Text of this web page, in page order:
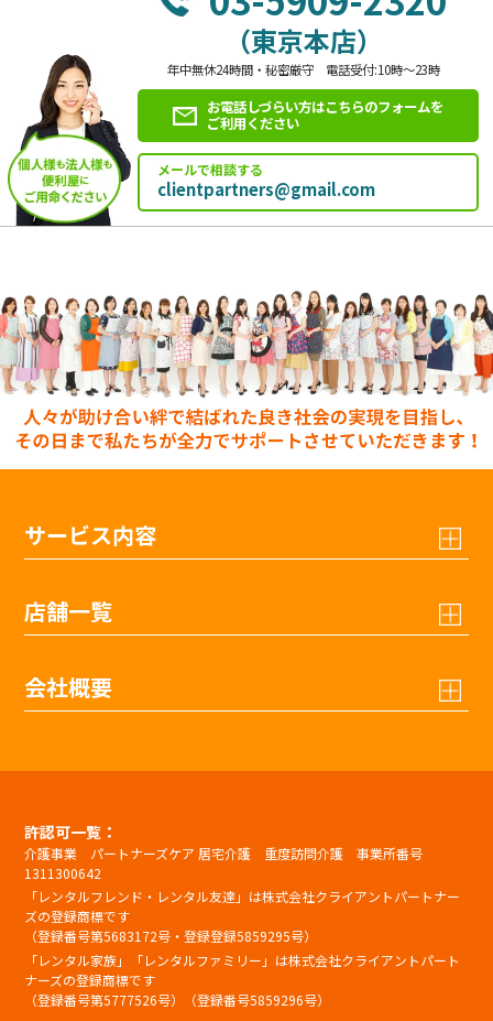
（東京本店）
年中無休24時間・秘密厳守 電話受付:10時～23時
お電話しづらい方はこちらのフォームを
ご利用ください
メールで相談する
clientpartners@gmail.com
サービス内容
店舗一覧
会社概要
許認可一覧：
介護事業 パートナーズケア 居宅介護 重度訪問介護 事業所番号
1311300642
「レンタルフレンド・レンタル友達」は株式会社クライアントパートナー
ズの登録商標です
（登録番号第5683172号・登録登録5859295号）
「レンタル家族」「レンタルファミリー」は株式会社クライアントパート
ナーズの登録商標です
（登録番号第5777526号）（登録番号5859296号）